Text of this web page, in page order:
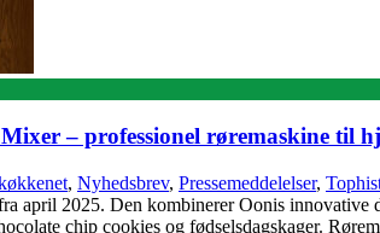
– professionel røremaskine til
, Nyhedsbrev, Pressemeddelelser,
april 2025. Den kombinerer Oonis
chip cookies og fødselsdagskager.